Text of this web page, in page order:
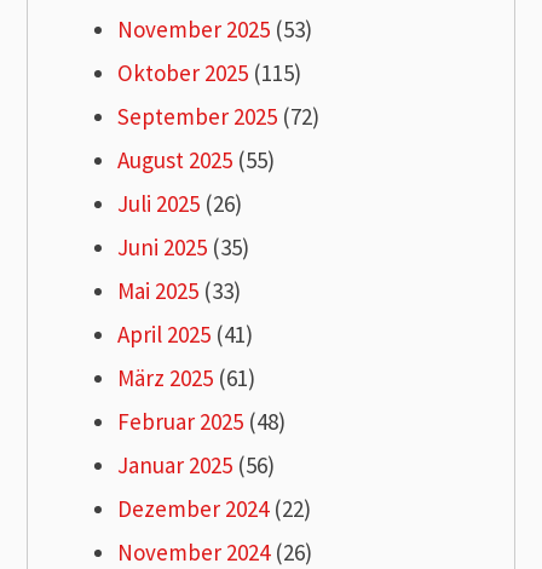
November 2025 (53)
Oktober 2025 (115)
September 2025 (72)
August 2025 (55)
Juli 2025 (26)
Juni 2025 (35)
Mai 2025 (33)
April 2025 (41)
März 2025 (61)
Februar 2025 (48)
Januar 2025 (56)
Dezember 2024(22)
November 2024(26)